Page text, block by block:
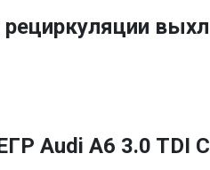
Audi A6 3.0 TDI